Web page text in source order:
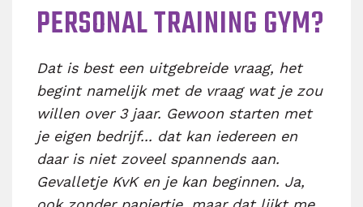
PERSONAL TRAINING GYM?
Dat is best een uitgebreide vraag, het
begint namelijk met de vraag wat je zou
willen over 3 jaar. Gewoon starten met
je eigen bedrijf... dat kan iedereen en
daar is niet zoveel spannends aan.
Gevalletje KvK en je kan beginnen. Ja,